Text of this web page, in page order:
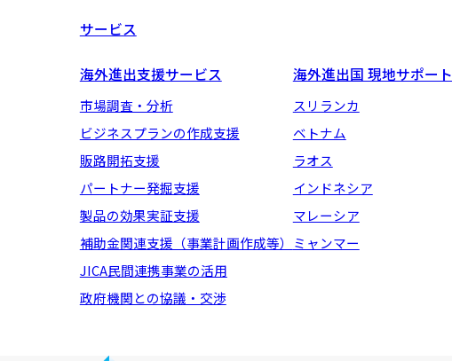
サービス
海外進出支援サービス
市場調査・分析
ビジネスプランの作成支援
販路開拓支援
パートナー発掘支援
製品の効果実証支援
補助金関連支援（事業計画作成等）
JICA民間連携事業の活用
政府機関との協議・交渉
海外進出国 現地サポート
スリランカ
ベトナム
ラオス
インドネシア
マレーシア
ミャンマー